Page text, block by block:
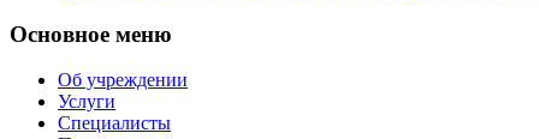
Основное меню
Об учреждении
Услуги
Специалисты